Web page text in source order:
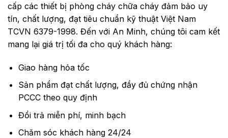
cấp các thiết bị phòng cháy chữa cháy đảm bảo uy
tín, chất lượng, đạt tiêu chuẩn kỹ thuật Việt Nam
TCVN 6379-1998. Đến với An Minh, chúng tôi cam kết
mang lại giá trị tối đa cho quý khách hàng:
Giao hàng hỏa tốc
Sản phẩm đạt chất lượng, đầy đủ chứng nhận
PCCC theo quy định
Đổi trả miễn phí, minh bạch
Chăm sóc khách hàng 24/24